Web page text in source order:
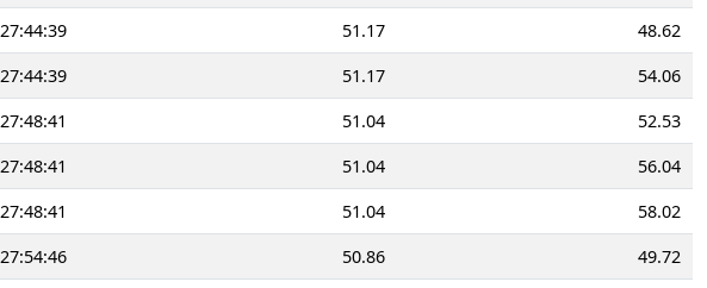
27:44:39 51.17
48.62
27:44:39 51.17
54.06
27:48:41 51.04
52.53
27:48:41 51.04
56.04
27:48:41 51.04
58.02
27:54:46 50.86
49.72